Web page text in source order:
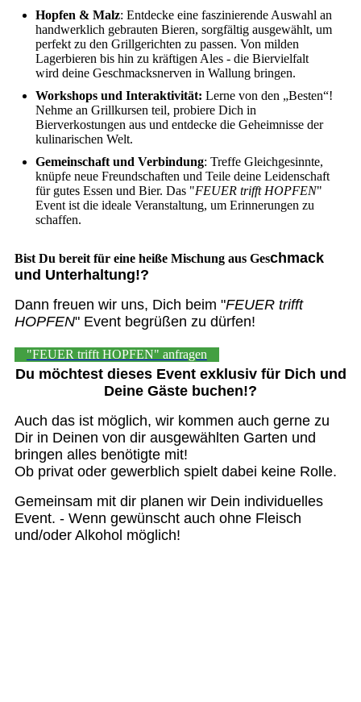
Hopfen & Malz: Entdecke eine faszinierende Auswahl an
handwerklich gebrauten Bieren, sorgfältig ausgewählt, um
perfekt zu den Grillgerichten zu passen. Von milden
Lagerbieren bis hin zu kräftigen Ales - die Biervielfalt
wird deine Geschmacksnerven in Wallung bringen.
Workshops und Interaktivität: Lerne von den „Besten“!
Nehme an Grillkursen teil, probiere Dich in
Bierverkostungen aus und entdecke die Geheimnisse der
kulinarischen Welt.
Gemeinschaft und Verbindung: Treffe Gleichgesinnte,
knüpfe neue Freundschaften und Teile deine Leidenschaft
für gutes Essen und Bier. Das "FEUER trifft HOPFEN"
Event ist die ideale Veranstaltung, um Erinnerungen zu
schaffen.
Bist Du bereit für eine heiße Mischung aus Geschmack
und Unterhaltung!?
Dann freuen wir uns, Dich beim "FEUER trifft
HOPFEN" Event begrüßen zu dürfen!
"FEUER trifft HOPFEN" anfragen
Du möchtest dieses Event exklusiv für Dich und
Deine Gäste buchen!?
Auch das ist möglich, wir kommen auch gerne zu
Dir in Deinen von dir ausgewählten Garten und
bringen alles benötigte mit!
Ob privat oder gewerblich spielt dabei keine Rolle.
Gemeinsam mit dir planen wir Dein individuelles
Event. - Wenn gewünscht auch ohne Fleisch
und/oder Alkohol möglich!